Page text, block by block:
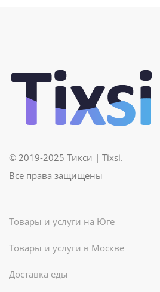
© 2019-2025 Тикси | Tixsi.
Все права защищены
Товары и услуги на Юге
Товары и услуги в Москве
Доставка еды